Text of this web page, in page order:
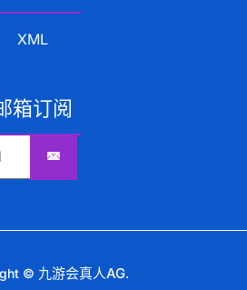
XML
箱订阅
© 九游会真人AG.